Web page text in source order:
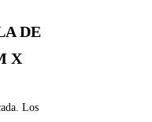
DE
X
Los